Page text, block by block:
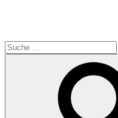
Suche
nach: